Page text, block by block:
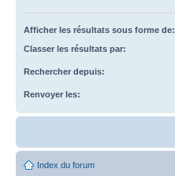
Afficher les résultats sous forme de:
Classer les résultats par:
Rechercher depuis:
Renvoyer les:
Index du forum